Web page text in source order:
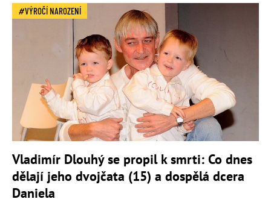
VÝROČÍ NAROZENÍ
Vladimír Dlouhý se propil k smrti: Co dnes
dělají jeho dvojčata (15) a dospělá dcera
Daniela